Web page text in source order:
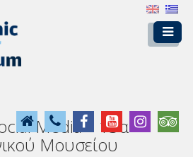
Media – 13α
Μουσείου